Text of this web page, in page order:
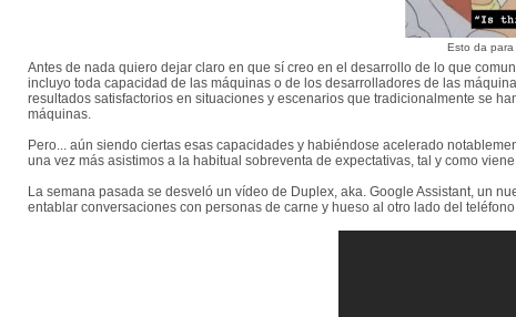
Esto da para
Antes de nada quiero dejar claro en que sí creo en el desarrollo de lo que
incluyo toda capacidad de las máquinas o de los desarrolladores de las
resultados satisfactorios en situaciones y escenarios que tradicionalmente se
máquinas.
Pero... aún siendo ciertas esas capacidades y habiéndose acelerado
una vez más asistimos a la habitual sobreventa de expectativas, tal y como
La semana pasada se desveló un vídeo de Duplex, aka. Google Assistant, un
entablar conversaciones con personas de carne y hueso al otro lado del